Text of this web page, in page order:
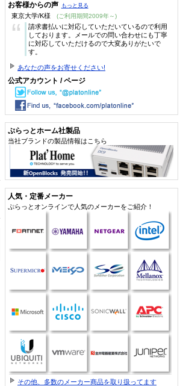
お客様からの声 もっと見る
東京大学/K様 (ご利用期間2009年～)
“
請求書払いに対応していただいているので利用
しております。メールでの問い合わせにも丁寧
に対応していただけるので大変ありがたいで
す。
あなたの声をお寄せください!
公式アカウント / ページ
ぷらっとホーム社製品
当社ブランドの製品情報はこちら
人気・定番メーカー
ぷらっとオンラインで人気のメーカーをご紹介！
その他、多数のメーカー商品を取り扱ってます